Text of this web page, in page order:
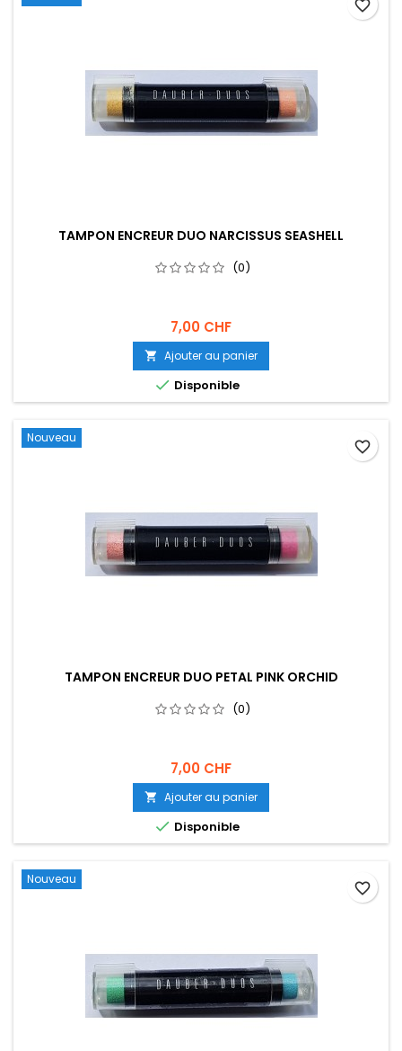
TAMPON ENCREUR DUO NARCISSUS SEASHELL
(0)
7,00 CHF
 Ajouter au panier
 Disponible
favorite_border
Nouveau
TAMPON ENCREUR DUO PETAL PINK ORCHID
(0)
7,00 CHF
 Ajouter au panier
 Disponible
favorite_border
Nouveau
favorite_border